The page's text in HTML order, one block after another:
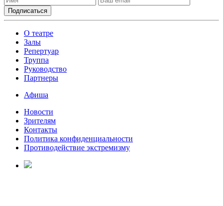
О театре
Залы
Репертуар
Труппа
Руководство
Партнеры
Афиша
Новости
Зрителям
Контакты
Политика конфиденциальности
Противодействие экстремизму